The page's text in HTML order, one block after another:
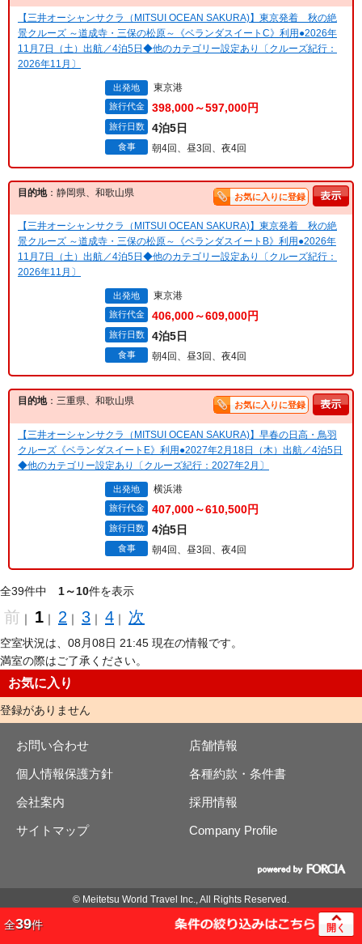
【三井オーシャンサクラ（MITSUI OCEAN SAKURA)】東京発着 秋の絶
景クルーズ ～道成寺・三保の松原～《ベランダスイートC》利用●2026年
11月7日（土）出航／4泊5日◆他のカテゴリー設定あり〔クルーズ紀行：
2026年11月〕
出発地 東京港
旅行代金 398,000～597,000円
旅行日数 4泊5日
食事 朝4回、昼3回、夜4回
目的地：静岡県、和歌山県 お気に入りに登録
【三井オーシャンサクラ（MITSUI OCEAN SAKURA)】東京発着 秋の絶
景クルーズ ～道成寺・三保の松原～《ベランダスイートB》利用●2026年
11月7日（土）出航／4泊5日◆他のカテゴリー設定あり〔クルーズ紀行：
2026年11月〕
出発地 東京港
旅行代金 406,000～609,000円
旅行日数 4泊5日
食事 朝4回、昼3回、夜4回
目的地：三重県、和歌山県 お気に入りに登録
【三井オーシャンサクラ（MITSUI OCEAN SAKURA)】早春の日高・鳥羽
クルーズ《ベランダスイートE》利用●2027年2月18日（木）出航／4泊5日
◆他のカテゴリー設定あり〔クルーズ紀行：2027年2月〕
出発地 横浜港
旅行代金 407,000～610,500円
旅行日数 4泊5日
食事 朝4回、昼3回、夜4回
全39件中 1～10件を表示
前 ｜ 1 ｜ 2 ｜ 3 ｜ 4 ｜ 次
空室状況は、08月08日 21:45 現在の情報です。
満室の際はご了承ください。
お気に入り
登録がありません
お問い合わせ 店舗情報
個人情報保護方針 各種約款・条件書
会社案内 採用情報
サイトマップ Company Profile
© Meitetsu World Travel Inc., All Rights Reserved.
全39件 開く